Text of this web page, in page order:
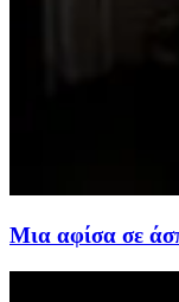
Μια αφίσα σε